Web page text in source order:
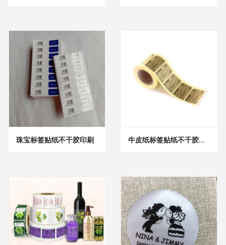
珠宝标签贴纸不干胶印刷 牛皮纸标签贴纸不干胶印刷